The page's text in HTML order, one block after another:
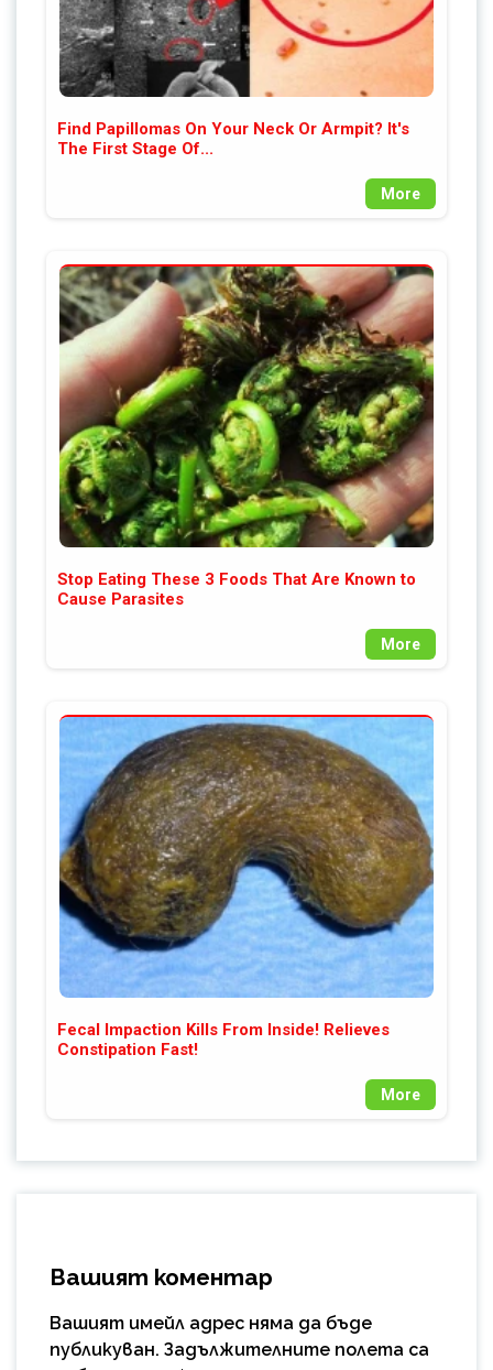
Find Papillomas On Your Neck Or Armpit? It's
The First Stage Of...
More
Stop Eating These 3 Foods That Are Known to
Cause Parasites
More
Fecal Impaction Kills From Inside! Relieves
Constipation Fast!
More
Вашият коментар
Вашият имейл адрес няма да бъде
публикуван. Задължителните полета са